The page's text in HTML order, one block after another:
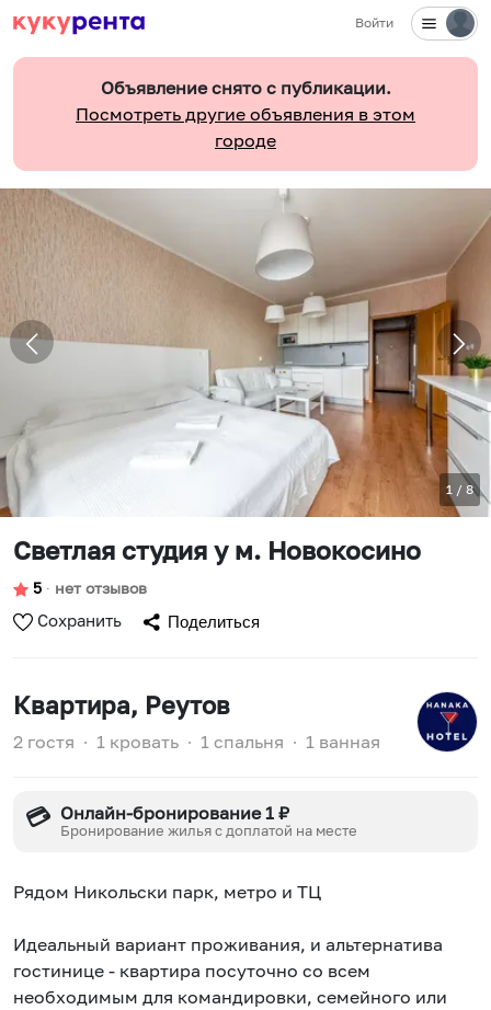
Войти
Объявление снято с публикации.
Посмотреть другие объявления в этом
городе
1 / 8
Светлая студия у м. Новокосино
5 ∙ нет отзывов
Сохранить Поделиться
Квартира, Реутов
2 гостя ∙ 1 кровать ∙ 1 спальня ∙ 1 ванная
💳 Онлайн-бронирование 1 ₽
Бронирование жилья с доплатой на месте
Рядом Никольски парк, метро и ТЦ
Идеальный вариант проживания, и альтернатива
гостинице - квартира посуточно со всем
необходимым для командировки, семейного или